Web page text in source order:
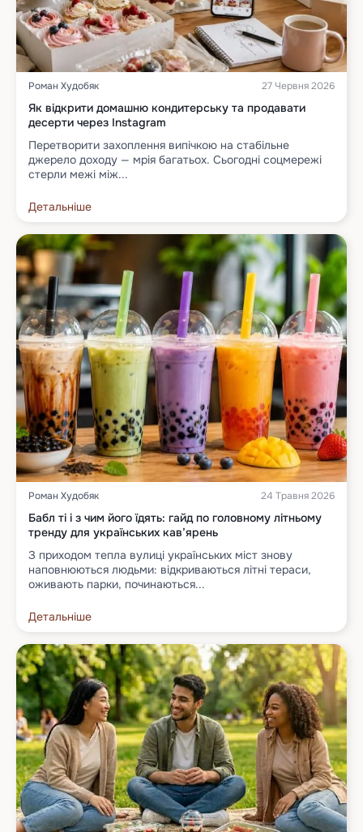
Роман Худобяк 27 Червня 2026
Як відкрити домашню кондитерську та продавати
десерти через Instagram
Перетворити захоплення випічкою на стабільне
джерело доходу — мрія багатьох. Сьогодні соцмережі
стерли межі між...
Детальніше
Роман Худобяк 24 Травня 2026
Бабл ті і з чим його їдять: гайд по головному літньому
тренду для українських кав’ярень
З приходом тепла вулиці українських міст знову
наповнюються людьми: відкриваються літні тераси,
оживають парки, починаються...
Детальніше